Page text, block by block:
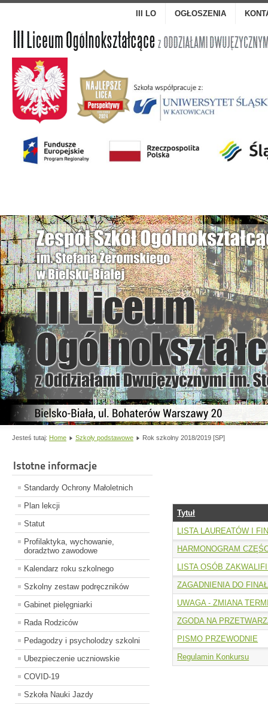
III LO OGŁOSZENIA
Jesteś tutaj: Home Szkoły podstawowe Rok szkolny 2018/2019 [SP]
Istotne informacje
Standardy Ochrony Małoletnich
Plan lekcji
Statut
Profilaktyka, wychowanie,
doradztwo zawodowe
Kalendarz roku szkolnego
Szkolny zestaw podręczników
Gabinet pielęgniarki
Rada Rodziców
Pedagodzy i psycholodzy szkolni
Ubezpieczenie uczniowskie
COVID-19
Szkoła Nauki Jazdy
Tytuł
LISTA LAUREATÓW I
HARMONOGRAM
LISTA OSÓB
ZAGADNIENIA DO
UWAGA - ZMIANA
ZGODA NA
PISMO PRZEWODNIE
Regulamin Konkursu